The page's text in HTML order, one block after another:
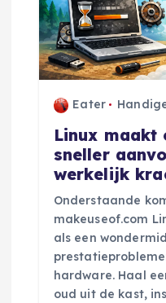
Eater
Linux maakt
sneller
werkelijk
Onderstaande
makeuseof.com
als een
hardware. Haal
oud uit de kast,